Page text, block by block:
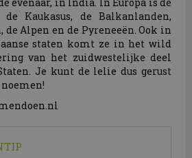
evenaar, in India. In Europa is de
Kaukasus, de Balkanlanden,
Alpen en de Pyreneeën. Ook in
staten komt ze in het wild
van het zuidwestelijke deel
Je kunt de lelie dus gerust